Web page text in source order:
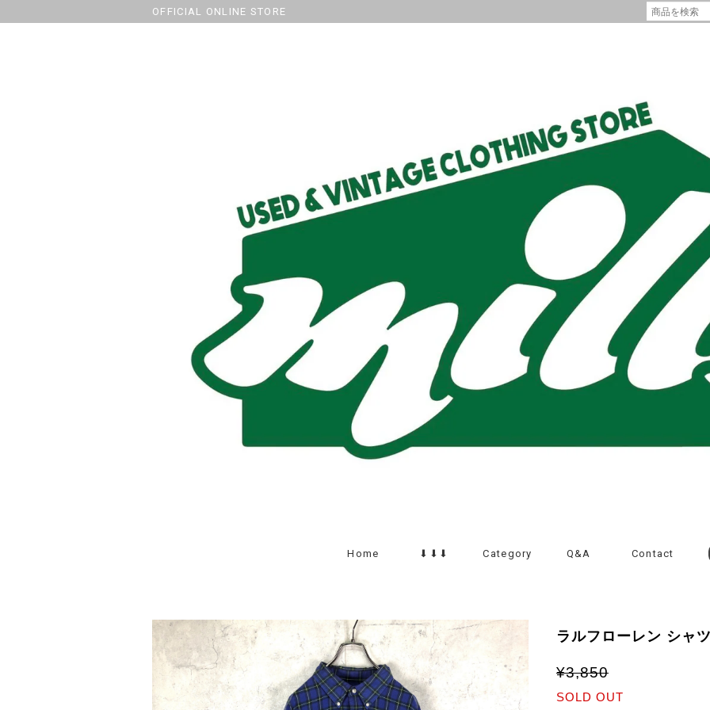
OFFICIAL ONLINE STORE
Home ⬇︎⬇︎⬇︎ Category Q&A Contact
ラルフローレン シャ
¥3,850
SOLD OUT